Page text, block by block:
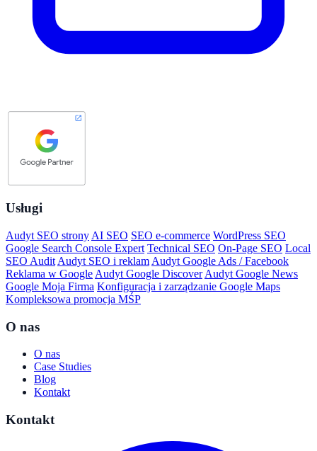
Usługi
Audyt SEO strony AI SEO SEO e-commerce WordPress SEO
Google Search Console Expert Technical SEO On-Page SEO Local
SEO Audit Audyt SEO i reklam Audyt Google Ads / Facebook
Reklama w Google Audyt Google Discover Audyt Google News
Google Moja Firma Konfiguracja i zarządzanie Google Maps
Kompleksowa promocja MŚP
O nas
O nas
Case Studies
Blog
Kontakt
Kontakt